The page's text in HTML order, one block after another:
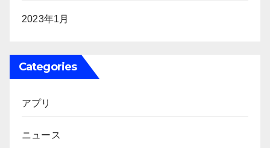
2023年1月
Categories
アプリ
ニュース